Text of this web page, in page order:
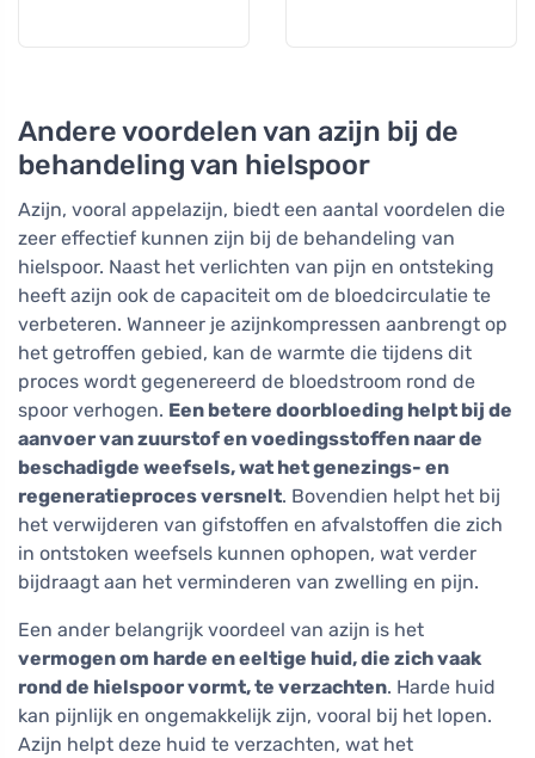
Andere voordelen van azijn bij de
behandeling van hielspoor
Azijn, vooral appelazijn, biedt een aantal voordelen die
zeer effectief kunnen zijn bij de behandeling van
hielspoor. Naast het verlichten van pijn en ontsteking
heeft azijn ook de capaciteit om de bloedcirculatie te
verbeteren. Wanneer je azijnkompressen aanbrengt op
het getroffen gebied, kan de warmte die tijdens dit
proces wordt gegenereerd de bloedstroom rond de
spoor verhogen. Een betere doorbloeding helpt bij de
aanvoer van zuurstof en voedingsstoffen naar de
beschadigde weefsels, wat het genezings- en
regeneratieproces versnelt. Bovendien helpt het bij
het verwijderen van gifstoffen en afvalstoffen die zich
in ontstoken weefsels kunnen ophopen, wat verder
bijdraagt aan het verminderen van zwelling en pijn.
Een ander belangrijk voordeel van azijn is het
vermogen om harde en eeltige huid, die zich vaak
rond de hielspoor vormt, te verzachten. Harde huid
kan pijnlijk en ongemakkelijk zijn, vooral bij het lopen.
Azijn helpt deze huid te verzachten, wat het